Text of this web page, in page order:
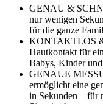
GENAU &
nur wenigen
für die ganze
KONTAKTLOS
Hautkontakt für
Babys, Kinder
GENAUE
ermöglicht eine
in Sekunden – für